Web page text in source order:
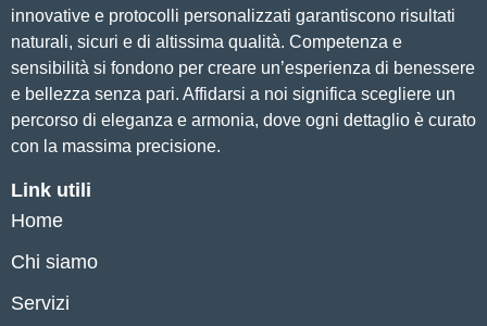
innovative e protocolli personalizzati garantiscono risultati
naturali, sicuri e di altissima qualità. Competenza e
sensibilità si fondono per creare un’esperienza di benessere
e bellezza senza pari. Affidarsi a noi significa scegliere un
percorso di eleganza e armonia, dove ogni dettaglio è curato
con la massima precisione.
Link utili
Home
Chi siamo
Servizi